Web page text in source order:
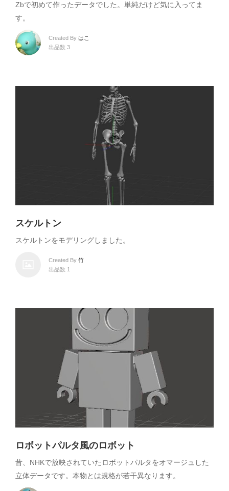
Zbで初めて作ったデータでした。単純だけど気に入ってま
す。
Created By はこ
出品数 3
スケルトン
スケルトンをモデリングしました。
Created By 竹
出品数 1
ロボットパルタ風のロボット
昔、NHKで放映されていたロボットパルタをオマージュした
立体データです。本物とは規格が若干異なります。